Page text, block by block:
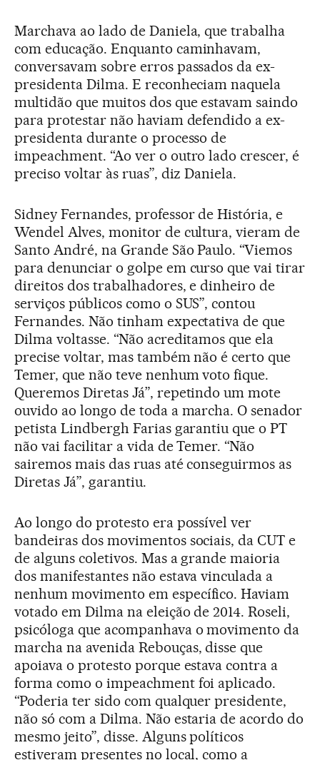
Marchava ao lado de Daniela, que trabalha
com educação. Enquanto caminhavam,
conversavam sobre erros passados da ex-
presidenta Dilma. E reconheciam naquela
multidão que muitos dos que estavam saindo
para protestar não haviam defendido a ex-
presidenta durante o processo de
impeachment. “Ao ver o outro lado crescer, é
preciso voltar às ruas”, diz Daniela.
Sidney Fernandes, professor de História, e
Wendel Alves, monitor de cultura, vieram de
Santo André, na Grande São Paulo. “Viemos
para denunciar o golpe em curso que vai tirar
direitos dos trabalhadores, e dinheiro de
serviços públicos como o SUS”, contou
Fernandes. Não tinham expectativa de que
Dilma voltasse. “Não acreditamos que ela
precise voltar, mas também não é certo que
Temer, que não teve nenhum voto fique.
Queremos Diretas Já”, repetindo um mote
ouvido ao longo de toda a marcha. O senador
petista Lindbergh Farias garantiu que o PT
não vai facilitar a vida de Temer. “Não
sairemos mais das ruas até conseguirmos as
Diretas Já”, garantiu.
Ao longo do protesto era possível ver
bandeiras dos movimentos sociais, da CUT e
de alguns coletivos. Mas a grande maioria
dos manifestantes não estava vinculada a
nenhum movimento em específico. Haviam
votado em Dilma na eleição de 2014. Roseli,
psicóloga que acompanhava o movimento da
marcha na avenida Rebouças, disse que
apoiava o protesto porque estava contra a
forma como o impeachment foi aplicado.
“Poderia ter sido com qualquer presidente,
não só com a Dilma. Não estaria de acordo do
mesmo jeito”, disse. Alguns políticos
estiveram presentes no local, como a